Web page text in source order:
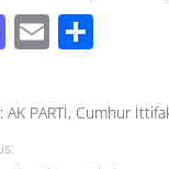
M
to
d
E
ail ar
AK PARTİ, Cumhur